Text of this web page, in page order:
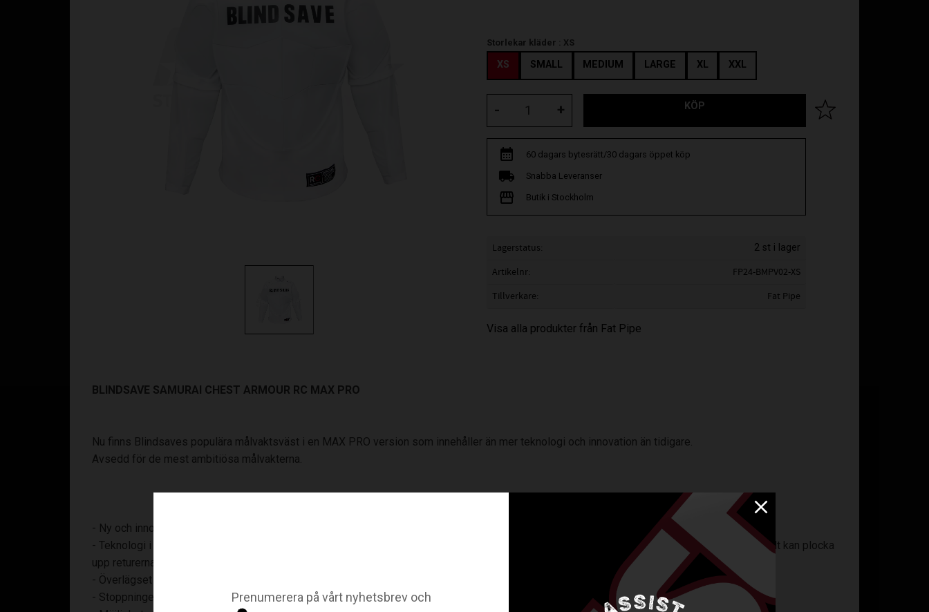
Storlekar kläder : XS
XS SMALL MEDIUM LARGE XL XXL
+
- KÖP Lägg till i favoriter
60 dagars bytesrätt/30 dagars öppet köp
Snabba Leveranser
Butik i Stockholm
Lagerstatus 2 st i lager
Artikelnr
FP24-BMPV02-XS
Tillverkare
Fat Pipe
Visa alla produkter från Fat Pipe
BLINDSAVE SAMURAI CHEST ARMOUR RC MAX PRO
Nu finns Blindsaves populära målvaktsväst i en MAX PRO version som innehåller än mer teknologi och innovation än tidigare.
Avsedd för de mest ambitiösa målvakterna.
- Ny och innovativ skyddsväst för målvakter
- Teknologi i ny generation för Rebound Control med dubbellager och förbättrad bollkontroll - Dämpar skotten som du får på dig så att du enkelt kan plocka
upp returerna
- Överlägset skydd
- Stoppningen är mer flexibel och anpassar sig till användarens kropp när den kommer i kontakt med kroppsvärmen
Prenumerera på vårt nyhetsbrev och